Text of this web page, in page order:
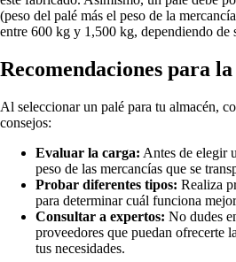
(peso del palé más el peso de la
entre 600 kg y 1,500 kg, dependiendo de
Recomendaciones para
Al seleccionar un palé para tu almacén,
consejos:
Evaluar la carga: Antes de elegir
peso de las mercancías que se
Probar diferentes tipos: Realiza
para determinar cuál funciona
Consultar a expertos: No dudes
proveedores que puedan ofrecerte
tus necesidades.